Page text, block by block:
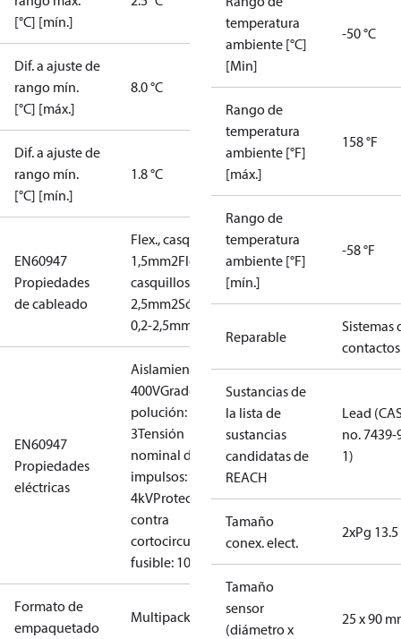
[°C] [mín.]
Dif. a ajuste de
rango mín.
[°C] [máx.]
8.0 °C
Dif. a ajuste de
rango mín.
[°C] [mín.]
1.8 °C
EN60947
Propiedades
de cableado
Flex., casquillos: 0,2-
1,5mm2Flex., sin
casquillos: 0,2-
2,5mm2Sólido/trenzado:
0,2-2,5mm2
EN60947
Propiedades
eléctricas
Aislamiento:
400VGrado de
polución:
3Tensión
nominal de
impulsos:
4kVProtección
contra
cortocircuito,
fusible: 10A
Formato de
empaquetado
Multipack
temperatura
ambiente [°C]
[Min]
-50 °C
Rango de
temperatura
ambiente [°F]
[máx.]
158 °F
Rango de
temperatura
ambiente [°F]
[mín.]
-58 °F
Reparable
Sistemas
contactos
Sustancias de
la lista de
sustancias
candidatas de
REACH
Lead
no. 7439-
1)
Tamaño
conex. elect.
2xPg 13.5
Tamaño
sensor
(diámetro x
25 x 90